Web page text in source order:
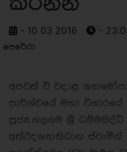
- 10 03 2016 -
පෙරේරා
අපවත් වී වදාළ
පාර්ශ්වයේ මහා
පූජ්‍ය ගලගම ශ්‍රී ධම්මසිද්ධි
අත්ථදශ්‍යාභිධාන